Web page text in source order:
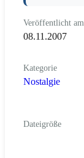
Veröffentlicht am
08.11.2007
Kategorie
Nostalgie
Dateigröße